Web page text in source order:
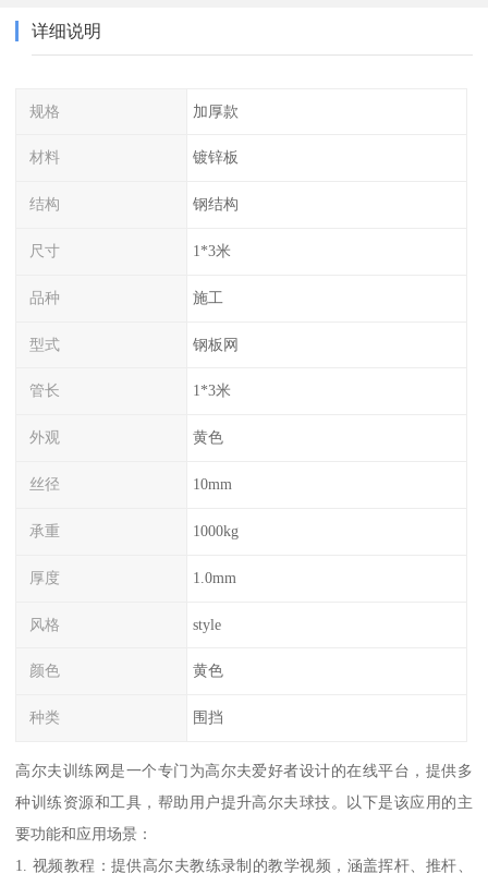
详细说明
规格 加厚款
材料 镀锌板
结构 钢结构
尺寸 1*3米
品种 施工
型式 钢板网
管长 1*3米
外观 黄色
丝径 10mm
承重 1000kg
厚度 1.0mm
风格 style
颜色 黄色
种类 围挡
高尔夫训练网是一个专门为高尔夫爱好者设计的在线平台，提供多
种训练资源和工具，帮助用户提升高尔夫球技。以下是该应用的主
要功能和应用场景：
1. 视频教程：提供高尔夫教练录制的教学视频，涵盖挥杆、推杆、